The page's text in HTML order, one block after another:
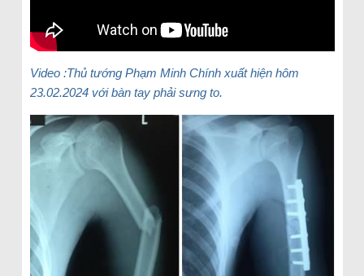
Video :Thủ tướng Phạm Minh Chính xuất hiện hôm
23.02.2024 với bàn tay phải sưng to.